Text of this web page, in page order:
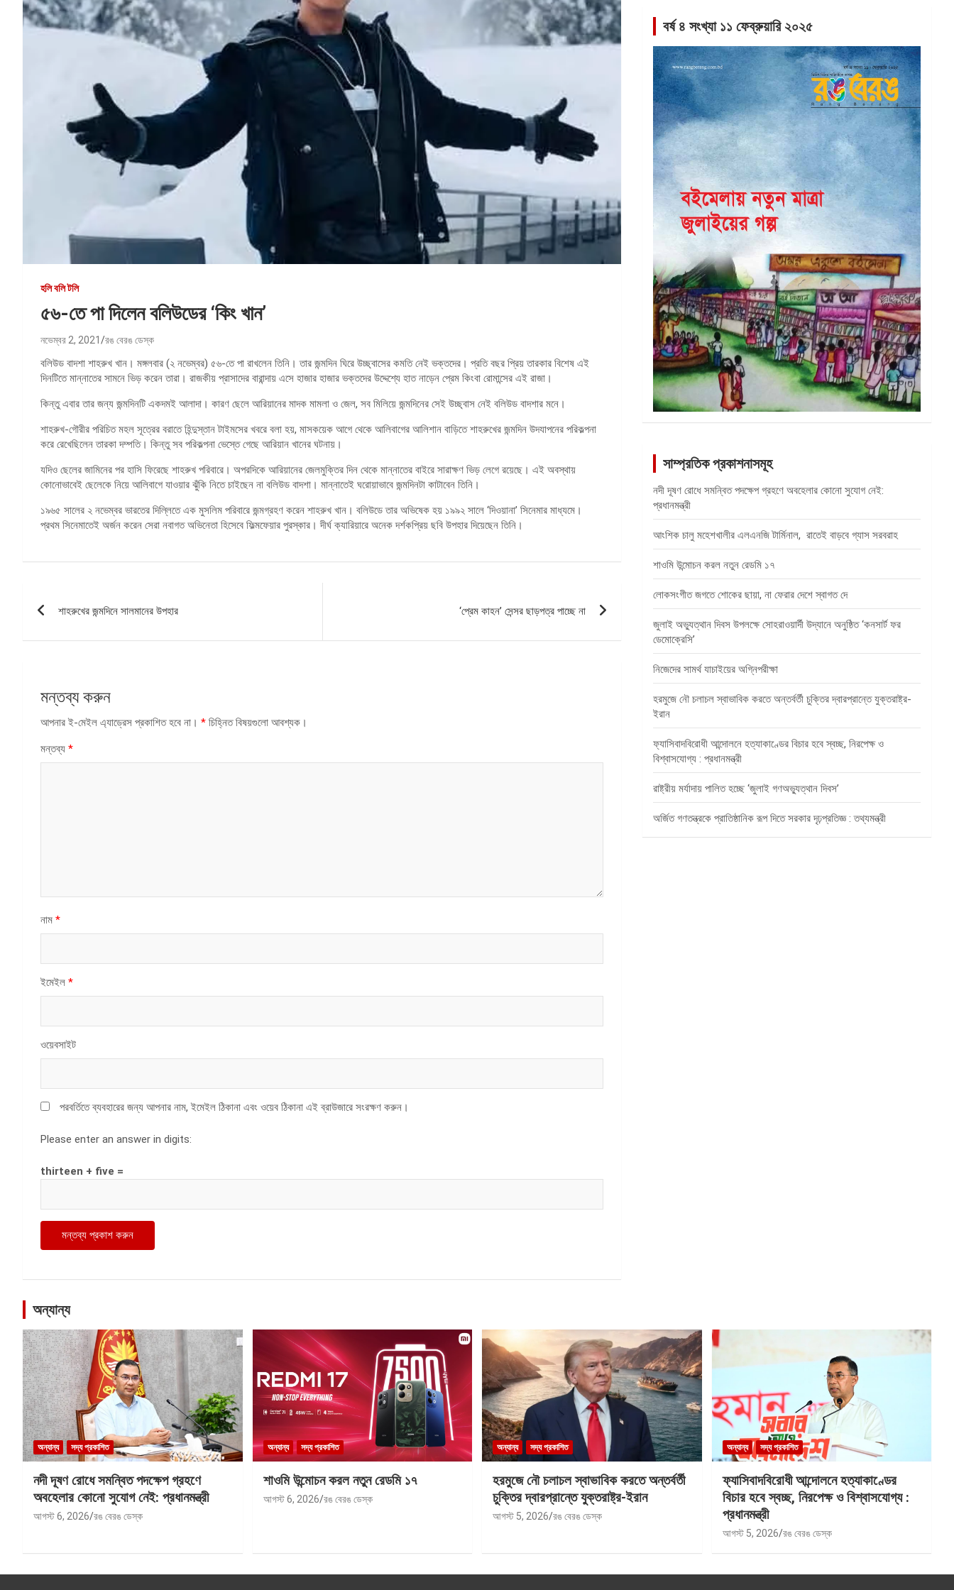
হলি বলি টলি
৫৬-তে পা দিলেন বলিউডের ‘কিং খান’
নভেম্বর 2, 2021 রঙ বেরঙ ডেস্ক
বলিউড বাদশা শাহরুখ খান। মঙ্গলবার (২ নভেম্বর) ৫৬-তে পা রাখলেন তিনি। তার জন্মদিন ঘিরে উচ্ছ্বাসের কমতি নেই ভক্তদের। প্রতি বছর প্রিয় তারকার বিশেষ এই
দিনটিতে মান্নাতের সামনে ভিড় করেন তারা। রাজকীয় প্রাসাদের বারান্দায় এসে হাজার হাজার ভক্তদের উদ্দেশ্যে হাত নাড়েন প্রেম কিংবা রোমান্সের এই রাজা।
কিন্তু এবার তার জন্য জন্মদিনটি একদমই আলাদা। কারণ ছেলে আরিয়ানের মাদক মামলা ও জেল, সব মিলিয়ে জন্মদিনের সেই উচ্ছ্বাস নেই বলিউড বাদশার মনে।
শাহরুখ-গৌরীর পরিচিত মহল সূত্রের বরাতে হিন্দুস্তান টাইমসের খবরে বলা হয়, মাসকয়েক আগে থেকে আলিবাগের আলিশান বাড়িতে শাহরুখের জন্মদিন উদযাপনের পরিকল্পনা
করে রেখেছিলেন তারকা দম্পতি। কিন্তু সব পরিকল্পনা ভেস্তে গেছে আরিয়ান খানের ঘটনায়।
যদিও ছেলের জামিনের পর হাসি ফিরেছে শাহরুখ পরিবারে। অপরদিকে আরিয়ানের জেলমুক্তির দিন থেকে মান্নাতের বাইরে সারাক্ষণ ভিড় লেগে রয়েছে। এই অবস্থায়
কোনোভাবেই ছেলেকে নিয়ে আলিবাগে যাওয়ার ঝুঁকি নিতে চাইছেন না বলিউড বাদশা। মান্নাতেই ঘরোয়াভাবে জন্মদিনটা কাটাবেন তিনি।
১৯৬৫ সালের ২ নভেম্বর ভারতের দিল্লিতে এক মুসলিম পরিবারে জন্মগ্রহণ করেন শাহরুখ খান। বলিউডে তার অভিষেক হয় ১৯৯২ সালে ‘দিওয়ানা’ সিনেমার মাধ্যমে।
প্রথম সিনেমাতেই অর্জন করেন সেরা নবাগত অভিনেতা হিসেবে ফিল্মফেয়ার পুরস্কার। দীর্ঘ ক্যারিয়ারে অনেক দর্শকপ্রিয় ছবি উপহার দিয়েছেন তিনি।
ন্যাভিগেশন
শাহরুখের জন্মদিনে সালমানের উপহার ‘প্রেম কাহন’ সেন্সর ছাড়পত্র পাচ্ছে না
মন্তব্য করুন
আপনার ই-মেইল এ্যাড্রেস প্রকাশিত হবে না। * চিহ্নিত বিষয়গুলো আবশ্যক।
মন্তব্য *
নাম *
ইমেইল *
ওয়েবসাইট
পরবর্তিতে ব্যবহারের জন্য আপনার নাম, ইমেইল ঠিকানা এবং ওয়েব ঠিকানা এই ব্রাউজারে সংরক্ষণ করুন।
Please enter an answer in digits:
thirteen + five =
বর্ষ ৪ সংখ্যা ১১ ফেব্রুয়ারি ২০২৫
সাম্প্রতিক প্রকাশনাসমূহ
নদী দূষণ রোধে সমন্বিত পদক্ষেপ গ্রহণে অবহেলার কোনো সুযোগ নেই:
প্রধানমন্ত্রী
আংশিক চালু মহেশখালীর এলএনজি টার্মিনাল, রাতেই বাড়বে গ্যাস সরবরাহ
শাওমি উন্মোচন করল নতুন রেডমি ১৭
লোকসংগীত জগতে শোকের ছায়া, না ফেরার দেশে স্বাগত দে
জুলাই অভ্যুত্থান দিবস উপলক্ষে সোহরাওয়ার্দী উদ্যানে অনুষ্ঠিত ‘কনসার্ট ফর
ডেমোক্রেসি’
নিজেদের সামর্থ যাচাইয়ের অগ্নিপরীক্ষা
হরমুজে নৌ চলাচল স্বাভাবিক করতে অন্তর্বর্তী চুক্তির দ্বারপ্রান্তে যুক্তরাষ্ট্র-
ইরান
ফ্যাসিবাদবিরোধী আন্দোলনে হত্যাকাণ্ডের বিচার হবে স্বচ্ছ, নিরপেক্ষ ও
বিশ্বাসযোগ্য : প্রধানমন্ত্রী
রাষ্ট্রীয় মর্যাদায় পালিত হচ্ছে ‘জুলাই গণঅভ্যুত্থান দিবস’
অর্জিত গণতন্ত্রকে প্রাতিষ্ঠানিক রূপ দিতে সরকার দৃঢ়প্রতিজ্ঞ : তথ্যমন্ত্রী
অন্যান্য
অন্যান্য সদ্য প্রকাশিত
নদী দূষণ রোধে সমন্বিত পদক্ষেপ গ্রহণে
অবহেলার কোনো সুযোগ নেই: প্রধানমন্ত্রী
আগস্ট 6, 2026 রঙ বেরঙ ডেস্ক
অন্যান্য সদ্য প্রকাশিত
শাওমি উন্মোচন করল নতুন রেডমি ১৭
আগস্ট 6, 2026 রঙ বেরঙ ডেস্ক
অন্যান্য সদ্য প্রকাশিত
হরমুজে নৌ চলাচল স্বাভাবিক করতে অন্তর্বর্তী
চুক্তির দ্বারপ্রান্তে যুক্তরাষ্ট্র-ইরান
আগস্ট 5, 2026 রঙ বেরঙ ডেস্ক
অন্যান্য সদ্য প্রকাশিত
ফ্যাসিবাদবিরোধী আন্দোলনে হত্যাকাণ্ডের
বিচার হবে স্বচ্ছ, নিরপেক্ষ ও বিশ্বাসযোগ্য :
প্রধানমন্ত্রী
আগস্ট 5, 2026 রঙ বেরঙ ডেস্ক